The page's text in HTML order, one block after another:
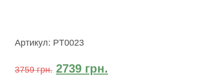
Артикул: PT0023
3759грн. 2739 грн.